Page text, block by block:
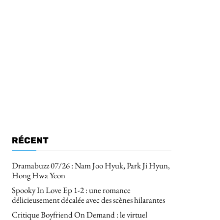
RÉCENT
Dramabuzz 07/26 : Nam Joo Hyuk, Park Ji Hyun,
Hong Hwa Yeon
Spooky In Love Ep 1-2 : une romance
délicieusement décalée avec des scènes hilarantes
Critique Boyfriend On Demand : le virtuel